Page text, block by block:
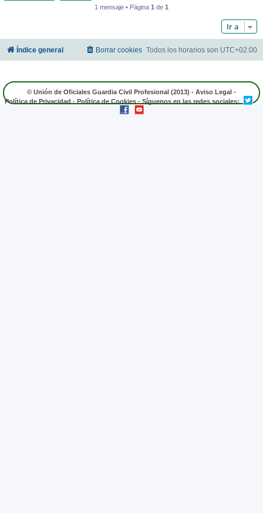
1 mensaje • Página 1 de 1
Ir a
Índice general Todos los horarios son UTC+02:00
Borrar cookies
© Unión de Oficiales Guardia Civil Profesional (2013) - Aviso Legal -
Política de Privacidad - Política de Cookies - Síguenos en las redes sociales: